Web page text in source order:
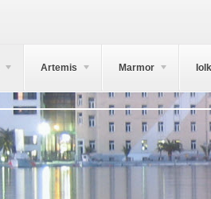
Artemis Marmor